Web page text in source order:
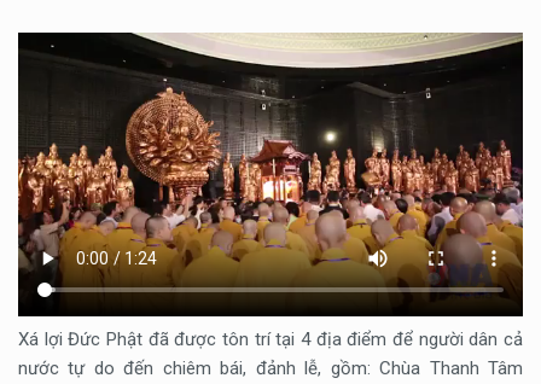
Xá lợi Đức Phật đã được tôn trí tại 4 địa điểm để người dân cả
nước tự do đến chiêm bái, đảnh lễ, gồm: Chùa Thanh Tâm